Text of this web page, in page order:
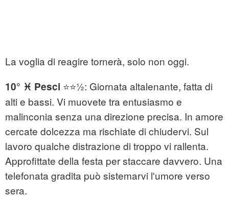
La voglia di reagire tornerà, solo non oggi.
10° ♓ Pesci ⭐⭐½: Giornata altalenante, fatta di
alti e bassi. Vi muovete tra entusiasmo e
malinconia senza una direzione precisa. In amore
cercate dolcezza ma rischiate di chiudervi. Sul
lavoro qualche distrazione di troppo vi rallenta.
Approfittate della festa per staccare davvero. Una
telefonata gradita può sistemarvi l'umore verso
sera.